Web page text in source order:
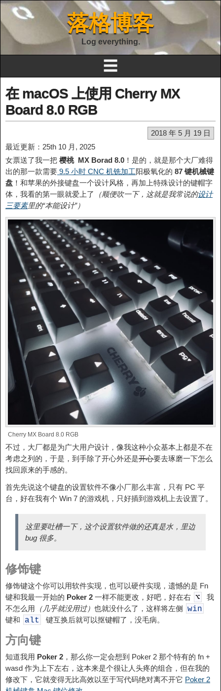
落格博客
Log everything.
☰
在 macOS 上使用 Cherry MX
Board 8.0 RGB
2018 年 5 月 19 日
最近更新：25th 10 月, 2025
女票送了我一把 樱桃 MX Borad 8.0 ！是的，就是那个大厂难得
出的那一款需要 9.5 小时 CNC 机铣加工阳极氧化的 87 键机械键
盘 ！和苹果的外接键盘一个设计风格，再加上特殊设计的键帽字
体，我看的第一眼就爱上了
（顺便吹一下，这就是我常说的设计
三要素里的“本能设计”）
Cherry MX Board 8.0 RGB
不过，大厂都是为广大用户设计，像我这种小众基本上都是不在
考虑之列的，于是，到手除了开心外还是开心要去琢磨一下怎么
找回原来的手感的。
首先先说这个键盘的设置软件不像小厂那么丰富，只有 PC 平
台，好在我有个 Win 7 的游戏机，只好插到游戏机上去设置了。
这里要吐槽一下，这个设置软件做的还真是水，里边
bug 很多。
修饰键
修饰键这个你可以用软件实现，也可以硬件实现，遗憾的是 Fn
键和我最一开始的 Poker 2 一样不能更改，好吧，好在右 ⌥
我
不怎么用 （几乎就没用过） 也就没什么了，这样将左侧 win
键和 alt 键互换后就可以抠键帽了，没毛病。
方向键
知道我用 Poker 2 ，那么你一定会想到 Poker 2 那个特有的 fn +
wasd 作为上下左右，这本来是个很让人头疼的组合，但在我的
修改下，它就变得无比高效以至于写代码绝对离不开它 Poker 2